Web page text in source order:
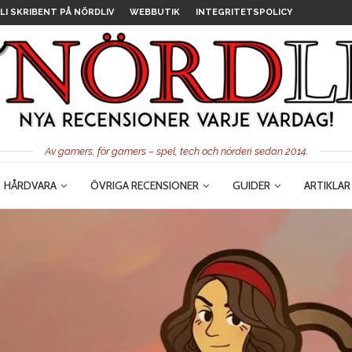
SKRIBENT PÅ NÖRDLIV WEBBUTIK INTEGRITETSPOLICY
Av gamers, för gamers – spel, tech och nörderi sedan 2014.
HÅRDVARA ÖVRIGA RECENSIONER GUIDER ARTIKLAR